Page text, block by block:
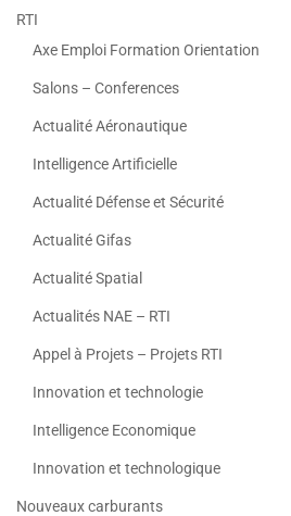
RTI
Axe Emploi Formation Orientation
Salons – Conferences
Actualité Aéronautique
Intelligence Artificielle
Actualité Défense et Sécurité
Actualité Gifas
Actualité Spatial
Actualités NAE – RTI
Appel à Projets – Projets RTI
Innovation et technologie
Intelligence Economique
Innovation et technologique
Nouveaux carburants